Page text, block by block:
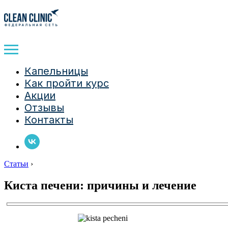
Капельницы
Как пройти курс
Акции
Отзывы
Контакты
Статьи ›
Киста печени: причины и лечение